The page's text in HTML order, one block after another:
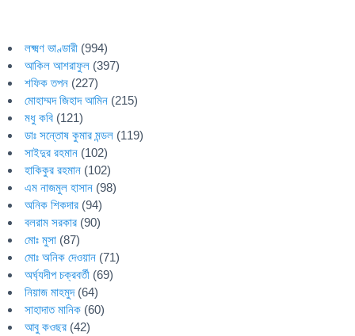
লক্ষ্মণ ভাণ্ডারী (994)
আকিল আশরাফুল (397)
শফিক তপন (227)
মোহাম্মদ জিহাদ আমিন (215)
মধু কবি (121)
ডাঃ সন্তোষ কুমার মন্ডল (119)
সাইদুর রহমান (102)
হাকিকুর রহমান (102)
এম নাজমুল হাসান (98)
অনিক শিকদার (94)
বলরাম সরকার (90)
মোঃ মুসা (87)
মোঃ অনিক দেওয়ান (71)
অর্ঘ্যদীপ চক্রবর্তী (69)
নিয়াজ মাহমুদ(64)
সাহাদাত মানিক (60)
আবু কওছর (42)